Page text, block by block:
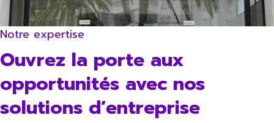
Notre expertise
Ouvrez la porte aux
opportunités avec nos
solutions d’entreprise